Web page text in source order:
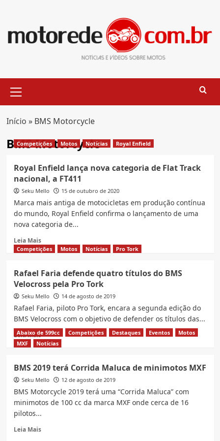
content
Menu
Início » BMS Motorcycle
BMS Motorcycle
Competições Motos Notícias Royal Enfield
Royal Enfield lança nova categoria de Flat Track
nacional, a FT411
Seku Mello 15 de outubro de 2020
Marca mais antiga de motocicletas em produção contínua
do mundo, Royal Enfield confirma o lançamento de uma
nova categoria de...
Leia MaisRead
more
Enfield
lança
nova
categoria
Flat
Track
nacional,
Competições Motos Notícias Pro Tork
Rafael Faria defende quatro títulos do BMS
Velocross pela Pro Tork
Seku Mello 14 de agosto de 2019
Rafael Faria, piloto Pro Tork, encara a segunda edição do
BMS Velocross com o objetivo de defender os títulos das...
Leia MaisRead
more
Faria
defende
quatro
títulos
BMS
Velocross
Abaixo de 599cc Competições Destaques Eventos
Motos
MXF
Notícias
BMS 2019 terá Corrida Maluca de minimotos MXF
Seku Mello 12 de agosto de 2019
BMS Motorcycle 2019 terá uma “Corrida Maluca” com
minimotos de 100 cc da marca MXF onde cerca de 16
pilotos...
Leia MaisRead